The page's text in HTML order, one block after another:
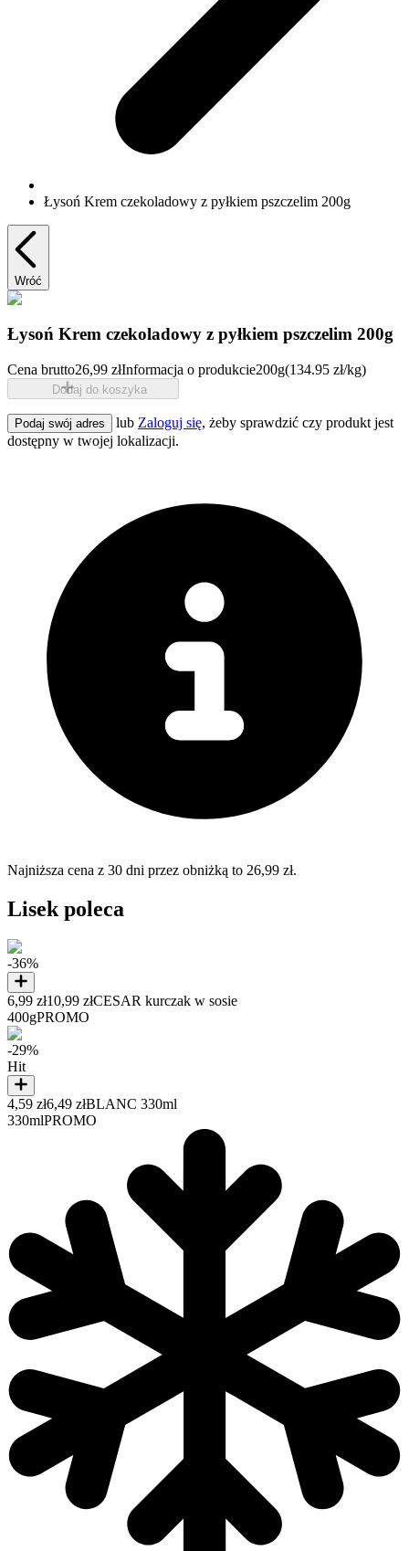
Łysoń Krem czekoladowy z pyłkiem pszczelim 200g
Wróć
Łysoń Krem czekoladowy z pyłkiem pszczelim 200g
Cena brutto26,99 złInformacja o produkcie200g(134.95 zł/kg)
Dodaj do koszyka
Podaj swój adres lub Zaloguj się, żeby sprawdzić czy produkt jest
dostępny w twojej lokalizacji.
Najniższa cena z 30 dni przez obniżką to 26,99 zł.
Lisek poleca
-36%
6,99 zł10,99 złCESAR kurczak w sosie
400gPROMO
-29%
Hit
4,59 zł6,49 złBLANC 330ml
330mlPROMO